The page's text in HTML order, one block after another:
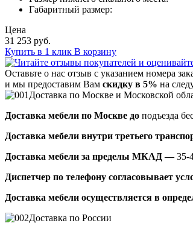
Габаритный размер:
Цена
31 253 руб.
Купить в 1 клик В корзину
Оставьте о нас отзыв с указанием номера
и мы предоставим Вам скидку в 5% на
Доставка по Москве и Московской
Доставка мебели по Москве до подъезда
Доставка мебели внутри третьего
Доставка мебели за пределы МКАД —35-
Диспетчер по телефону согласовывает
Доставка мебели осуществляется в
Доставка по России